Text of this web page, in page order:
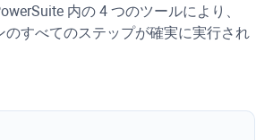
内の 4 つのツールにより、
のすべてのステップが確実に実行され